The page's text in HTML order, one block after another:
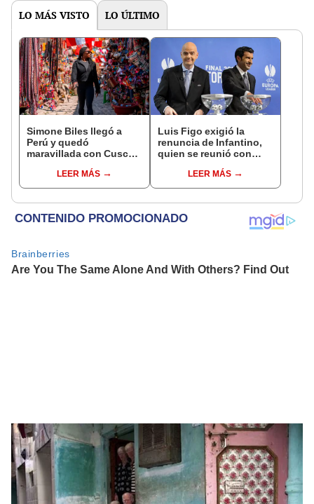
LO MÁS VISTO LO ÚLTIMO
Simone Biles llegó a
Perú y quedó
maravillada con Cusco:
lo hermoso que es este
país"
LEER MÁS
Luis Figo exigió la
renuncia de Infantino,
quien se reunió con
en Marruecos
LEER MÁS